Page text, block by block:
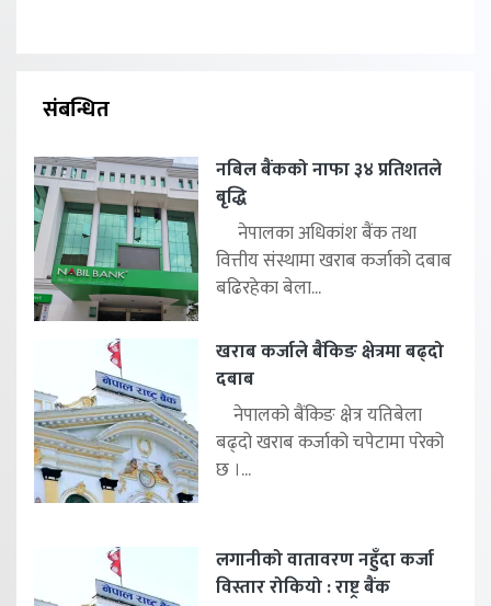
संबन्धित
नबिल बैंकको नाफा ३४ प्रतिशतले
बृद्धि
नेपालका अधिकांश बैंक तथा
वित्तीय संस्थामा खराब कर्जाको दबाब
बढिरहेका बेला...
खराब कर्जाले बैंकिङ क्षेत्रमा बढ्दो
दबाब
नेपालको बैंकिङ क्षेत्र यतिबेला
बढ्दो खराब कर्जाको चपेटामा परेको
छ ।...
लगानीको वातावरण नहुँदा कर्जा
विस्तार रोकियो : राष्ट्र बैंक